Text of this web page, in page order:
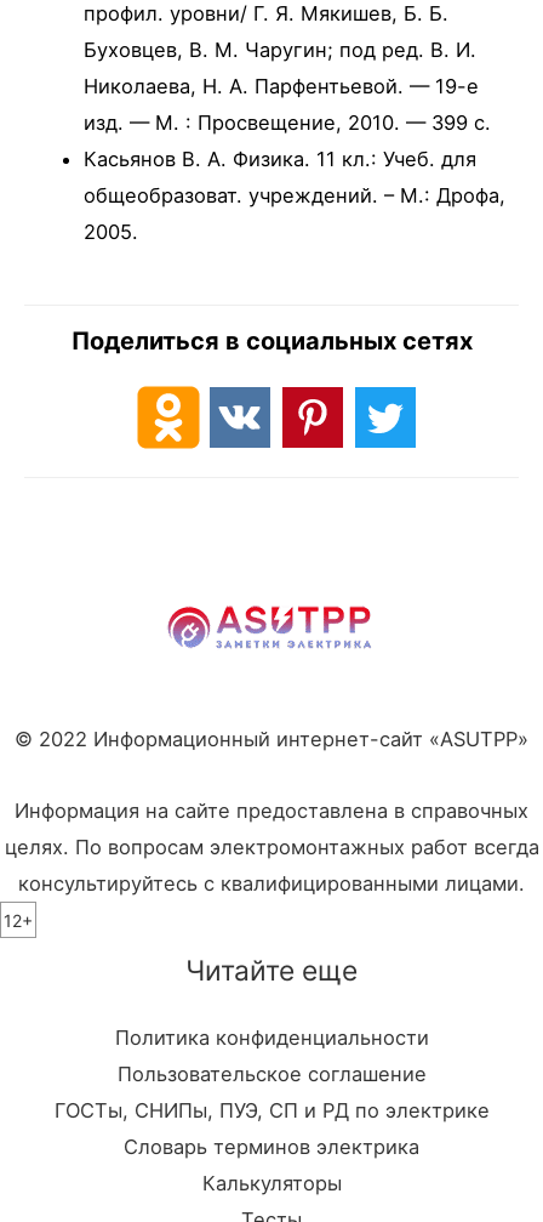
профил. уровни/ Г. Я. Мякишев, Б. Б.
Буховцев, В. М. Чаругин; под ред. В. И.
Николаева, Н. А. Парфентьевой. — 19-е
изд. — М. : Просвещение, 2010. — 399 с.
Касьянов В. А. Физика. 11 кл.: Учеб. для
общеобразоват. учреждений. – М.: Дрофа,
2005.
Поделиться в социальных сетях
© 2022 Информационный интернет-сайт «ASUTPP»
Информация на сайте предоставлена в справочных
целях. По вопросам электромонтажных работ всегда
консультируйтесь с квалифицированными лицами.
12+
Читайте еще
Политика конфиденциальности
Пользовательское соглашение
ГОСТы, СНИПы, ПУЭ, СП и РД по электрике
Словарь терминов электрика
Калькуляторы